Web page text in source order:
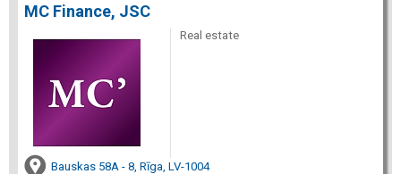
MC Finance, JSC
Real estate
Bauskas 58A - 8, Rīga, LV-1004